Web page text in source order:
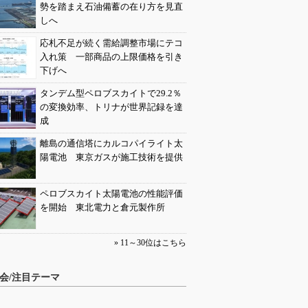
勢を踏まえ石油備蓄の在り方を見直
しへ
応札不足が続く需給調整市場にテコ
入れ策 一部商品の上限価格を引き
下げへ
タンデム型ペロブスカイトで29.2％
の変換効率、トリナが世界記録を達
成
離島の通信塔にカルコパイライト太
陽電池 東京ガスが施工技術を提供
ペロブスカイト太陽電池の性能評価
を開始 東北電力と倉元製作所
» 11～30位はこちら
/注目テーマ